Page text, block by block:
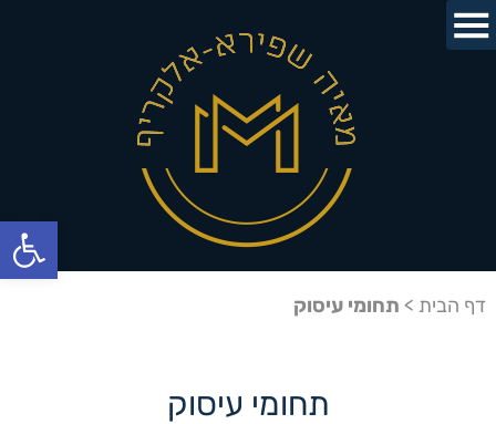
דף הבית > תחומי עיסוק
תחומי עיסוק